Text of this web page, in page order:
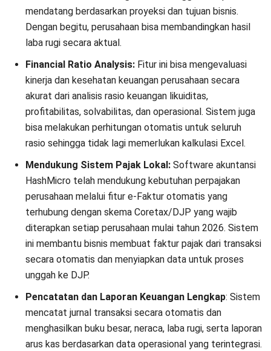
mendatang berdasarkan proyeksi dan tujuan bisnis.
Dengan begitu, perusahaan bisa membandingkan hasil
laba rugi secara aktual.
Financial Ratio Analysis: Fitur ini bisa mengevaluasi
kinerja dan kesehatan keuangan perusahaan secara
akurat dari analisis rasio keuangan likuiditas,
profitabilitas, solvabilitas, dan operasional. Sistem juga
bisa melakukan perhitungan otomatis untuk seluruh
rasio sehingga tidak lagi memerlukan kalkulasi Excel.
Mendukung Sistem Pajak Lokal: Software akuntansi
HashMicro telah mendukung kebutuhan perpajakan
perusahaan melalui fitur e-Faktur otomatis yang
terhubung dengan skema Coretax/DJP yang wajib
diterapkan setiap perusahaan mulai tahun 2026. Sistem
ini membantu bisnis membuat faktur pajak dari transaksi
secara otomatis dan menyiapkan data untuk proses
unggah ke DJP.
Pencatatan dan Laporan Keuangan Lengkap: Sistem
mencatat jurnal transaksi secara otomatis dan
menghasilkan buku besar, neraca, laba rugi, serta laporan
arus kas berdasarkan data operasional yang terintegrasi.